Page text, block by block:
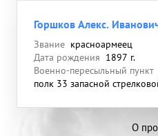
Горшков Алекс.
Звание красноармеец
Дата рождения 1897 г.
Военно-пересыльный пункт
полк 33 запасной
О